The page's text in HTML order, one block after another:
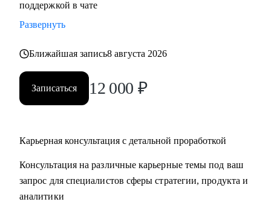
продающее резюме / LinkedIn
• Проведу mock-interview и дам практические
• Научу нетворчить эффективно и с результатом для
карьеры
• Для тех, кто только задумался о получении визы талантов
в США (EB1-A, O1), расскажу о процессе, поделюсь
организации для закрытия критериев
поступления, а также проверкой материалов (например,
эссе, резюме, рекомендательные письма)
поддержкой в чате
Развернуть
Ближайшая запись8 августа 2026
Записаться 12 000 ₽
Карьерная консультация с детальной проработкой
Консультация на различные карьерные темы под ваш
запрос для специалистов сферы стратегии, продукта и
аналитики